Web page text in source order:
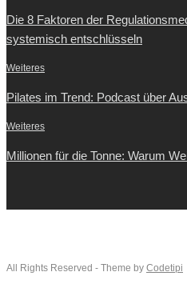
Die 8 Faktoren der
systemisch entschlüsseln
Weiteres
Pilates im Trend: Podcast über
Weiteres
Millionen für die Tonne: Warum
All Rights Reserved - Theme by Codetipi